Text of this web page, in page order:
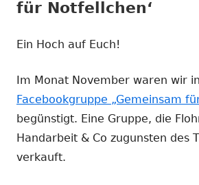
für Notfellchen‘
Ein Hoch auf Euch!
Im Monat November waren wir
Facebookgruppe „Gemeinsam
begünstigt. Eine Gruppe, die
Handarbeit & Co zugunsten des
verkauft.